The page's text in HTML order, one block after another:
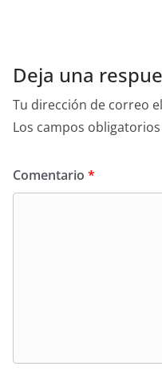
Deja una
Tu dirección de correo
Los campos
Comentario *